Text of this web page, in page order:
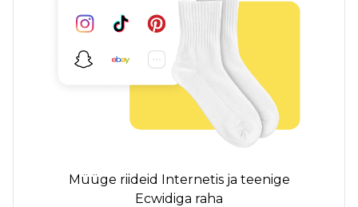
Müüge riideid Internetis ja teenige
Ecwidiga raha